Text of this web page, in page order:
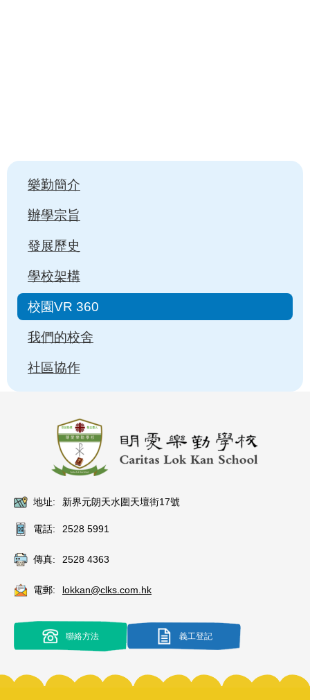
Main
navigation
樂勤簡介
辦學宗旨
發展歷史
學校架構
校園VR 360
我們的校舍
社區協作
地址: 新界元朗天水圍天壇街17號
電話: 2528 5991
傳真: 2528 4363
電郵: lokkan@clks.com.hk
聯絡方法 義工登記